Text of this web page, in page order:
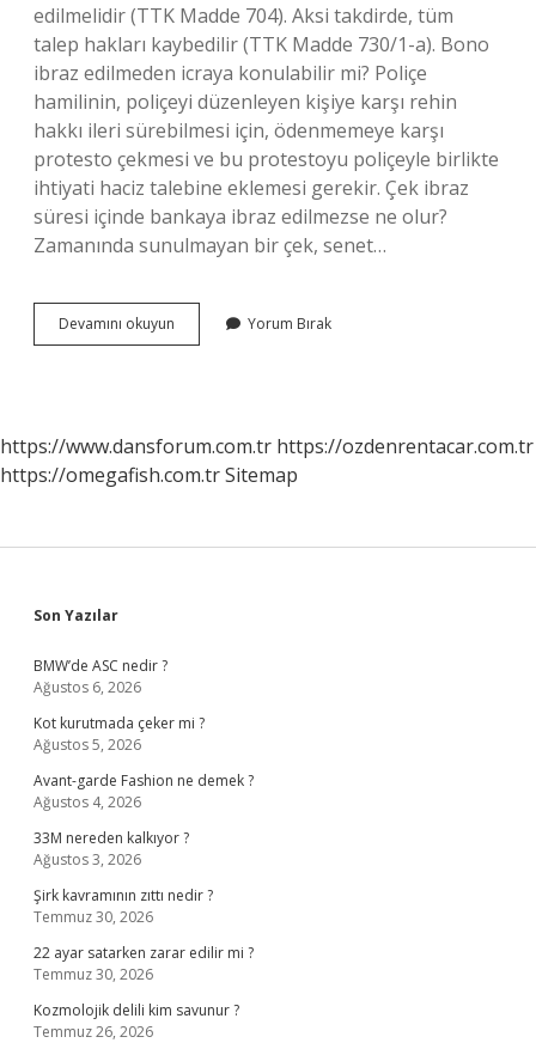
edilmelidir (TTK Madde 704). Aksi takdirde, tüm
talep hakları kaybedilir (TTK Madde 730/1-a). Bono
ibraz edilmeden icraya konulabilir mi? Poliçe
hamilinin, poliçeyi düzenleyen kişiye karşı rehin
hakkı ileri sürebilmesi için, ödenmemeye karşı
protesto çekmesi ve bu protestoyu poliçeyle birlikte
ihtiyati haciz talebine eklemesi gerekir. Çek ibraz
süresi içinde bankaya ibraz edilmezse ne olur?
Zamanında sunulmayan bir çek, senet…
Devamını okuyun
Zamanında
Yorum Bırak
https://www.dansforum.com.tr https://ozdenrentacar.com.tr
https://omegafish.com.trSitemap
Sidebar
Son Yazılar
BMW’de ASC nedir ?
Ağustos 6, 2026
Kot kurutmada çeker mi ?
Ağustos 5, 2026
Avant-garde Fashion ne demek ?
Ağustos 4, 2026
33M nereden kalkıyor ?
Ağustos 3, 2026
Şirk kavramının zıttı nedir ?
Temmuz 30, 2026
22 ayar satarken zarar edilir mi ?
Temmuz 30, 2026
Kozmolojik delili kim savunur ?
Temmuz 26, 2026